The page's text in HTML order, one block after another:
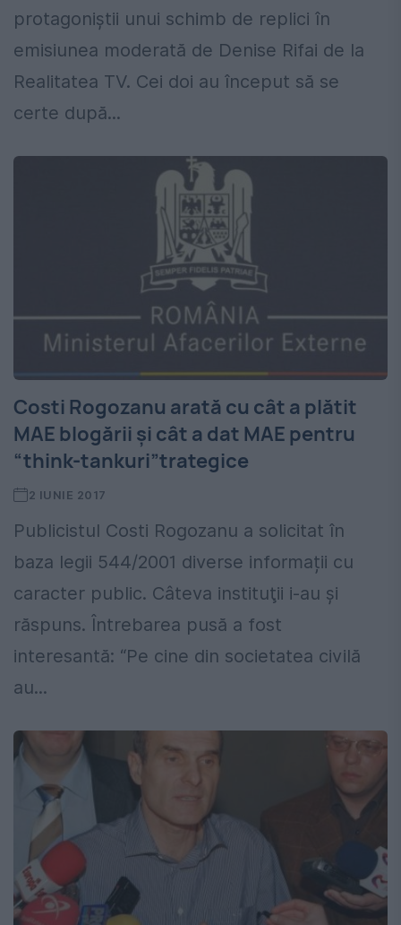
protagoniștii unui schimb de replici în
emisiunea moderată de Denise Rifai de la
Realitatea TV. Cei doi au început să se
certe după...
Costi Rogozanu arată cu cât a plătit
MAE blogării şi cât a dat MAE pentru
“think-tankuri”trategice
2 IUNIE 2017
Publicistul Costi Rogozanu a solicitat în
baza legii 544/2001 diverse informații cu
caracter public. Câteva instituţii i-au şi
răspuns. Întrebarea pusă a fost
interesantă: “Pe cine din societatea civilă
au...